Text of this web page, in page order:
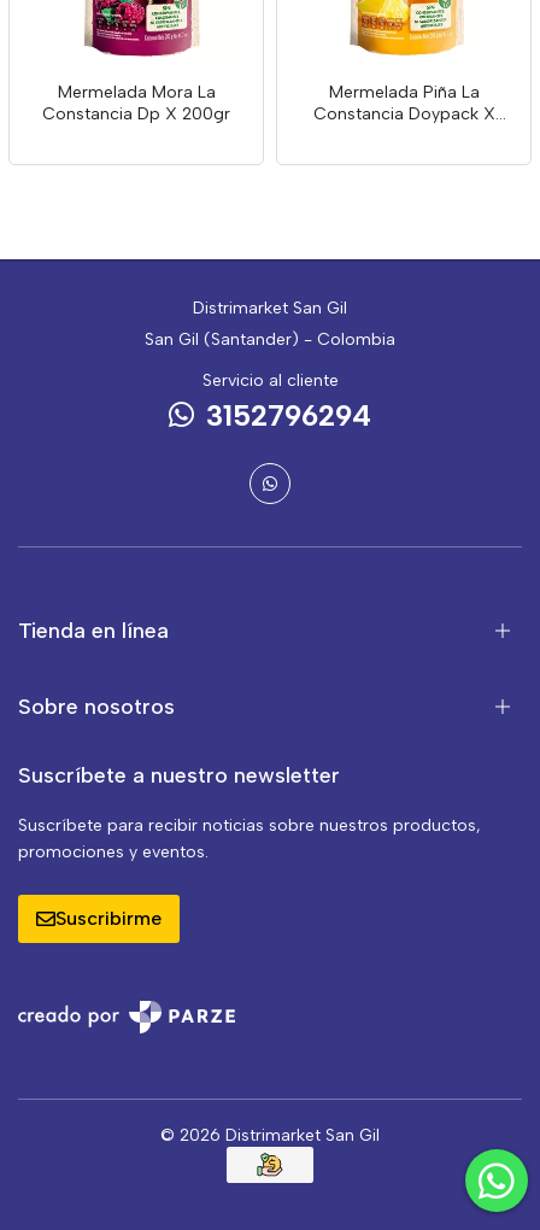
Mermelada Mora La
Constancia Dp X 200gr
Mermelada Piña La
Constancia Doypack X
Distrimarket San Gil
San Gil (Santander) - Colombia
Servicio al cliente
3152796294
Tienda en línea
Sobre nosotros
Suscríbete a nuestro newsletter
Suscríbete para recibir noticias sobre nuestros productos,
promociones y eventos.
Suscribirme
© 2026 Distrimarket San Gil